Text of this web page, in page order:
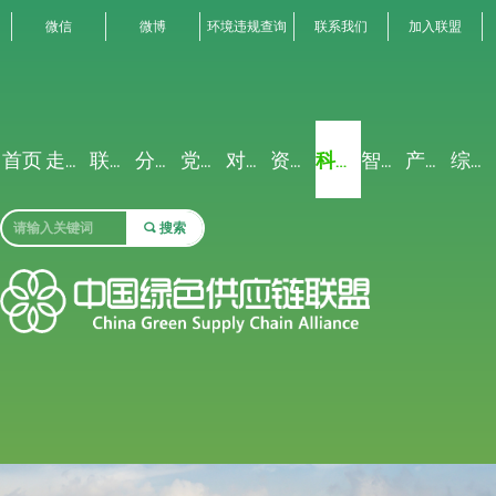
首页 走进联盟 联盟动态 分析解读 党建专栏 对外交流 资源禀赋 科研创新 智能聚合 产业生态 综合服务
끠 搜索
微信 微博 环境违规查询 联系我们 加入联盟